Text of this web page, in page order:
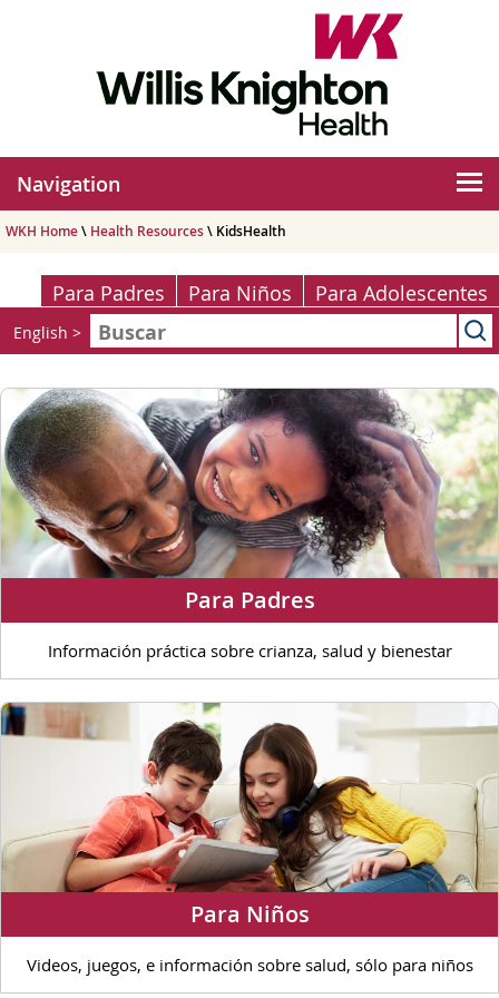
Navigation
WKH Home\ Health Resources\ KidsHealth
Para Padres Para Niños Para Adolescentes
English >
Para Padres
Información práctica sobre crianza, salud y bienestar
Para Niños
Videos, juegos, e información sobre salud, sólo para niños